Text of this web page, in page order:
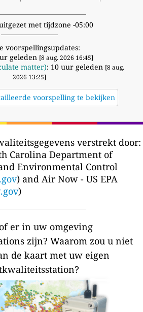
met tijdzone -05:00
voorspellingsupdates:
geleden [8 aug. 2026 16:45]
matter): 10 uur geleden [8 aug.
2026 13:25]
voorspelling te bekijken
verstrekt door:
Carolina Department of
Environmental Control
) and Air Now - US EPA
)
er in uw omgeving
zijn? Waarom zou u niet
de kaart met uw eigen